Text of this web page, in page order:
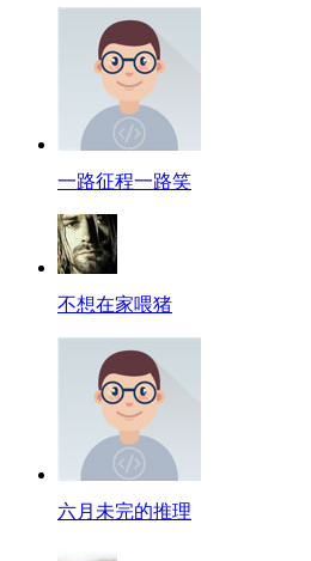
一路征程一路笑
不想在家喂猪
六月未完的推理